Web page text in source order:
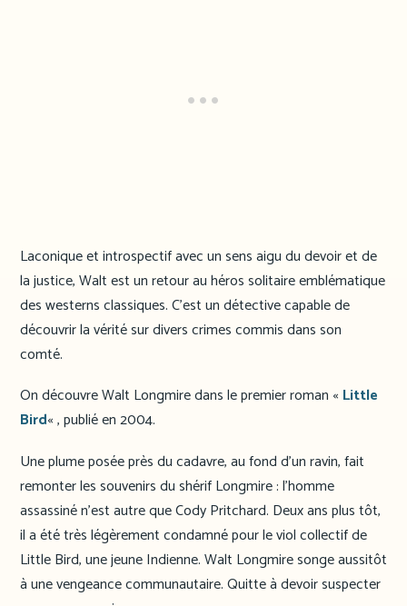
Laconique et introspectif avec un sens aigu du devoir et de
la justice, Walt est un retour au héros solitaire emblématique
des westerns classiques. C’est un détective capable de
découvrir la vérité sur divers crimes commis dans son
comté.
On découvre Walt Longmire dans le premier roman « Little
Bird« , publié en 2004.
Une plume posée près du cadavre, au fond d’un ravin, fait
remonter les souvenirs du shérif Longmire : l’homme
assassiné n’est autre que Cody Pritchard. Deux ans plus tôt,
il a été très légèrement condamné pour le viol collectif de
Little Bird, une jeune Indienne. Walt Longmire songe aussitôt
à une vengeance communautaire. Quitte à devoir suspecter